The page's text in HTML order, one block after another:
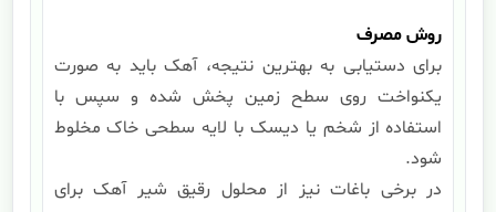
روش مصرف
برای دستیابی به بهترین نتیجه، آهک باید به صورت
یکنواخت روی سطح زمین پخش شده و سپس با
استفاده از شخم یا دیسک با لایه سطحی خاک مخلوط
شود.
در برخی باغات نیز از محلول رقیق شیر آهک برای